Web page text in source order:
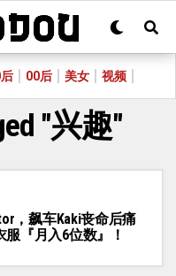
00后 美女 视频
"兴趣"
，飙车Kaki丧命后痛
『月入6位数』！